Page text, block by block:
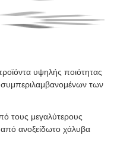
υψηλής ποιότητας
των
τους μεγαλύτερους
ανοξείδωτο χάλυβα